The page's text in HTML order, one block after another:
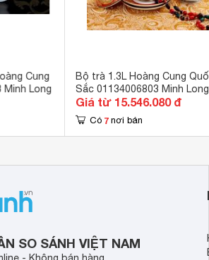
Cung
Minh Long
Bộ trà 1.3L Hoàng Cung
Sắc 01134006803 Minh Long
Giá từ 15.546.080 đ
Có 7 nơi bán
SO SÁNH VIỆT NAM